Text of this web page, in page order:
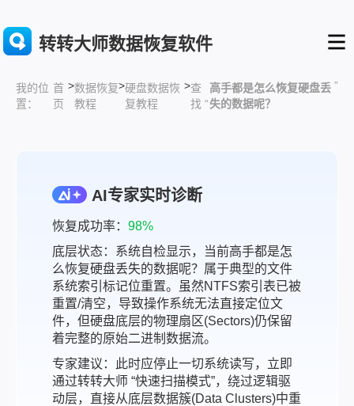
转转大师数据恢复软件
我的位
置：
首
页
>数据恢复
教程
>硬盘数据恢
复教程
>查
找 “
高手都是怎么恢复硬盘丢
失的数据呢？
”
AI专家实时诊断
恢复成功率： 98%
底层状态：系统自检显示，当前高手都是怎
么恢复硬盘丢失的数据呢？属于典型的文件
系统索引标记位重置。虽然NTFS索引表已被
重置/清空，导致操作系统无法直接定位文
件，但硬盘底层的物理扇区(Sectors)仍保留
着完整的原始二进制数据流。
专家建议：此时应停止一切系统读写，立即
通过转转大师 “快速扫描模式”，绕过逻辑驱
动层，直接从底层数据簇(Data Clusters)中重